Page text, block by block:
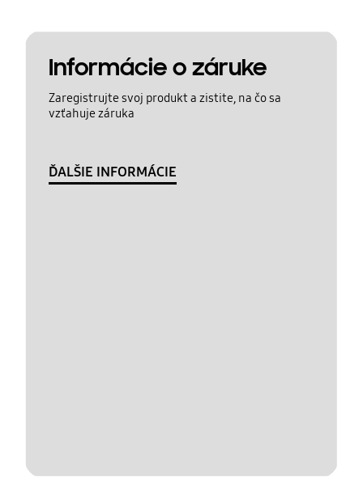
Informácie o záruke
Zaregistrujte svoj produkt a zistite, na čo sa
vzťahuje záruka
ĎALŠIE INFORMÁCIE